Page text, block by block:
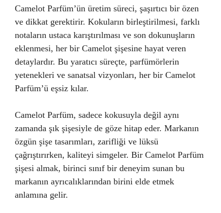
Camelot Parfüm’ün üretim süreci, şaşırtıcı bir özen
ve dikkat gerektirir. Kokuların birleştirilmesi, farklı
notaların ustaca karıştırılması ve son dokunuşların
eklenmesi, her bir Camelot şişesine hayat veren
detaylardır. Bu yaratıcı süreçte, parfümörlerin
yetenekleri ve sanatsal vizyonları, her bir Camelot
Parfüm’ü eşsiz kılar.
Camelot Parfüm, sadece kokusuyla değil aynı
zamanda şık şişesiyle de göze hitap eder. Markanın
özgün şişe tasarımları, zarifliği ve lüksü
çağrıştırırken, kaliteyi simgeler. Bir Camelot Parfüm
şişesi almak, birinci sınıf bir deneyim sunan bu
markanın ayrıcalıklarından birini elde etmek
anlamına gelir.